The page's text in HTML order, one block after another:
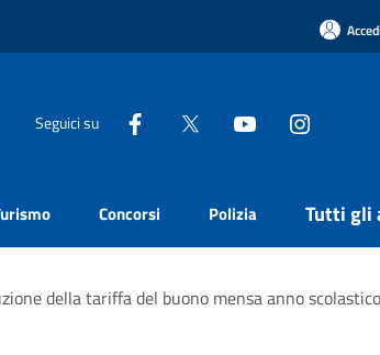
Seguici su
Concorsi Polizia Tutti gli
della tariffa del buono mensa anno